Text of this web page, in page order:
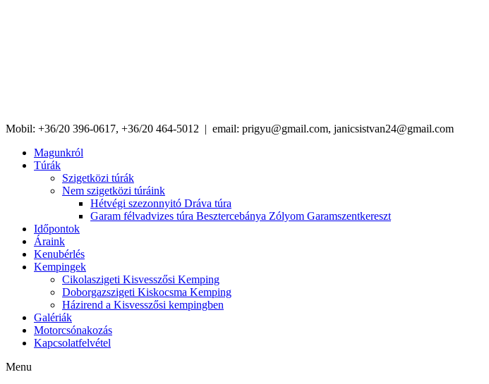
Mobil: +36/20 396-0617, +36/20 464-5012 | email: prigyu@gmail.com, janicsistvan24@gmail.com
Magunkról
Túrák
Szigetközi túrák
Nem szigetközi túráink
Hétvégi szezonnyitó Dráva túra
Garam félvadvizes túra Besztercebánya Zólyom Garamszentkereszt
Időpontok
Áraink
Kenubérlés
Kempingek
Cikolaszigeti Kisvesszősi Kemping
Doborgazszigeti Kiskocsma Kemping
Házirend a Kisvesszősi kempingben
Galériák
Motorcsónakozás
Kapcsolatfelvétel
Menu